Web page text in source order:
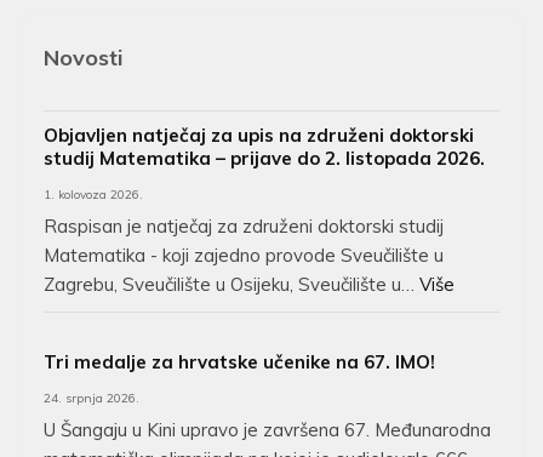
Novosti
Objavljen natječaj za upis na združeni doktorski
studij Matematika – prijave do 2. listopada 2026.
1. kolovoza 2026.
Raspisan je natječaj za združeni doktorski studij
Matematika - koji zajedno provode Sveučilište u
Zagrebu, Sveučilište u Osijeku, Sveučilište u… Više
Tri medalje za hrvatske učenike na 67. IMO!
24. srpnja 2026.
U Šangaju u Kini upravo je završena 67. Međunarodna